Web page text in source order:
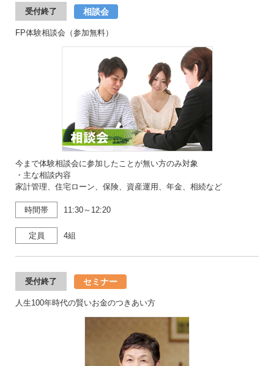
受付終了 相談会
FP体験相談会（参加無料）
今まで体験相談会に参加したことが無い方のみ対象
・主な相談内容
家計管理、住宅ローン、保険、資産運用、年金、相続など
時間帯 11:30～12:20
定員 4組
受付終了 セミナー
人生100年時代の賢いお金のつきあい方